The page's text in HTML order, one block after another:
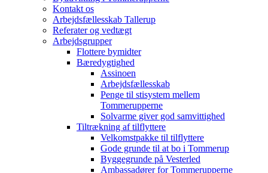
Kontakt os
Arbejdsfællesskab Tallerup
Referater og vedtægt
Arbejdsgrupper
Flottere bymidter
Bæredygtighed
Assinoen
Arbejdsfællesskab
Penge til stisystem mellem
Tommerupperne
Solvarme giver god samvittighed
Tiltrækning af tilflyttere
Velkomstpakke til tilflyttere
Gode grunde til at bo i Tommerup
Byggegrunde på Vesterled
Ambassadører for Tommerupperne